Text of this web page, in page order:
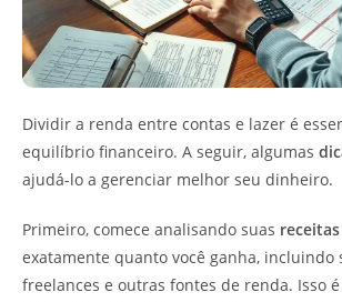
Dividir a renda entre contas e lazer é
equilíbrio financeiro. A seguir, algumas
ajudá-lo a gerenciar melhor seu dinheiro.
Primeiro, comece analisando suas
exatamente quanto você ganha, incluindo
freelances e outras fontes de renda. Isso